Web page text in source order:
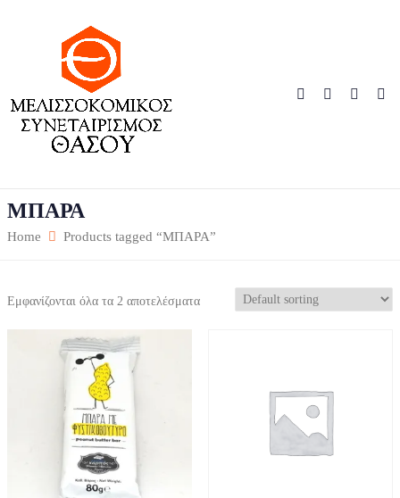
ΜΠΑΡΑ
Home Products tagged “ΜΠΑΡΑ”
Εμφανίζονται όλα τα 2 αποτελέσματα